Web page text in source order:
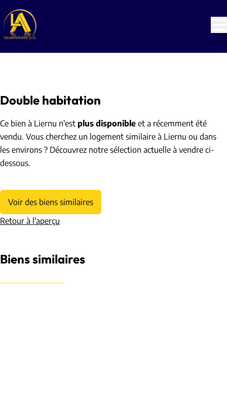
VENDU
Double habitation
Ce bien à Liernu n'est plus disponible et a récemment été
vendu. Vous cherchez un logement similaire à Liernu ou dans
les environs ? Découvrez notre sélection actuelle à vendre ci-
dessous.
Voir des biens similaires
Retour à l'aperçu
Biens similaires